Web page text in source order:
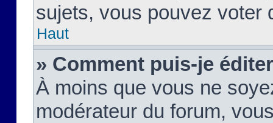
sujets, vous pouvez voter
Haut
» Comment puis-je
À moins que vous ne
modérateur du forum,